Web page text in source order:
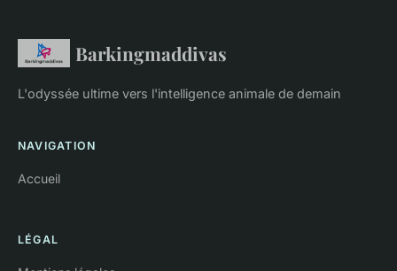
Barkingmaddivas
L'odyssée ultime vers l'intelligence animale de demain
NAVIGATION
Accueil
LÉGAL